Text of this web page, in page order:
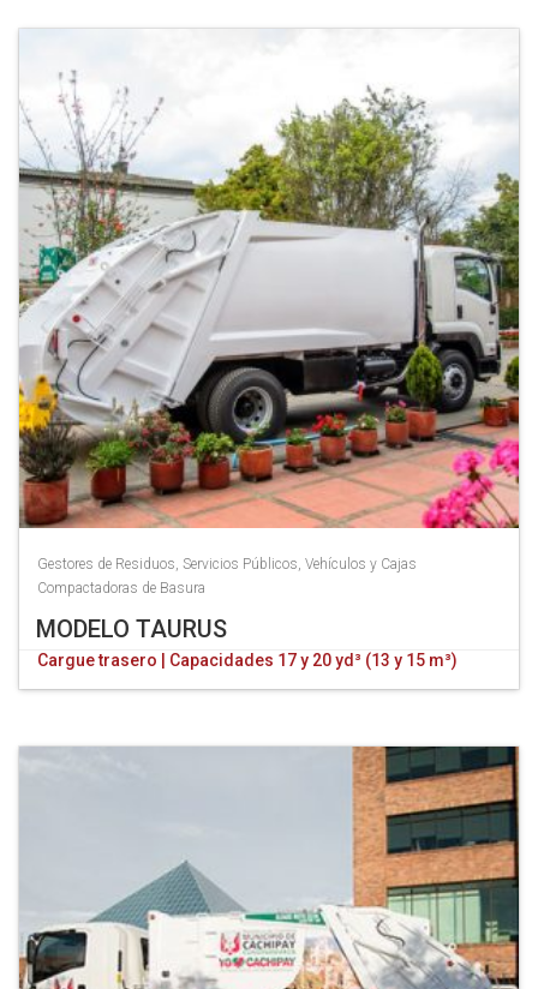
Gestores de Residuos, Servicios Públicos, Vehículos y Cajas
Compactadoras de Basura
MODELO TAURUS
Cargue trasero | Capacidades 17 y 20 yd³ (13 y 15 m³)